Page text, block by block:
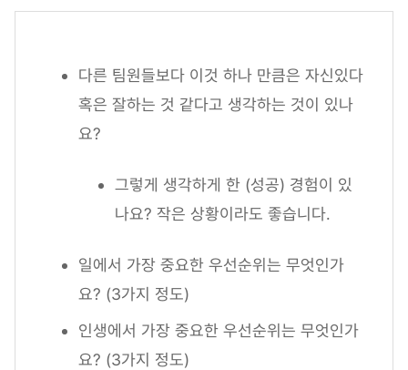
다른 팀원들보다 이것 하나 만큼은 자신있다
혹은 잘하는 것 같다고 생각하는 것이 있나
요?
그렇게 생각하게 한 (성공) 경험이 있
나요? 작은 상황이라도 좋습니다.
일에서 가장 중요한 우선순위는 무엇인가
요? (3가지 정도)
인생에서 가장 중요한 우선순위는 무엇인가
요? (3가지 정도)